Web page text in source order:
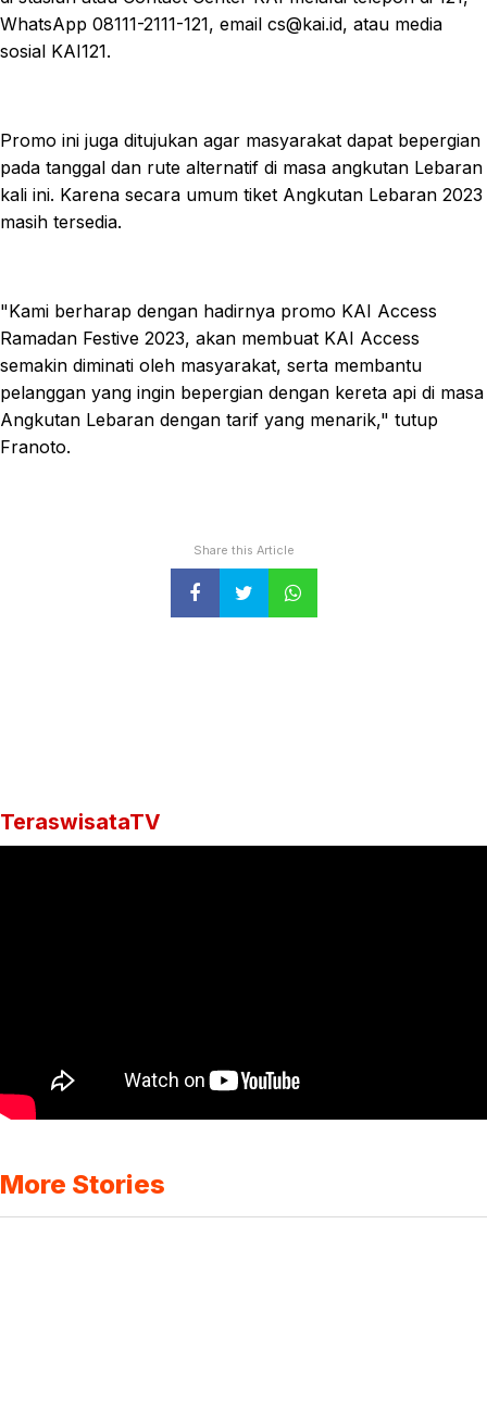
WhatsApp 08111-2111-121, email cs@kai.id, atau media
sosial KAI121.
Promo ini juga ditujukan agar masyarakat dapat bepergian
pada tanggal dan rute alternatif di masa angkutan Lebaran
kali ini. Karena secara umum tiket Angkutan Lebaran 2023
masih tersedia.
"Kami berharap dengan hadirnya promo KAI Access
Ramadan Festive 2023, akan membuat KAI Access
semakin diminati oleh masyarakat, serta membantu
pelanggan yang ingin bepergian dengan kereta api di masa
Angkutan Lebaran dengan tarif yang menarik," tutup
Franoto.
Share this Article
TeraswisataTV
More Stories